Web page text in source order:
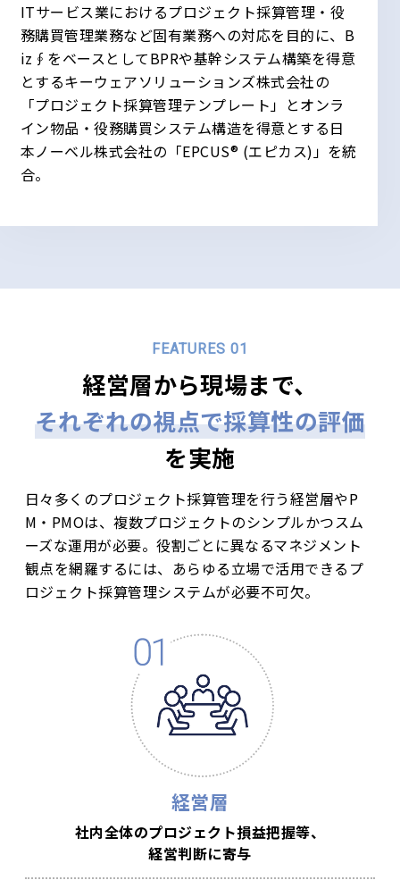
ITサービス業におけるプロジェクト採算管理・役
務購買管理業務など固有業務への対応を目的に、B
iz∮をベースとしてBPRや基幹システム構築を得意
とするキーウェアソリューションズ株式会社の
「プロジェクト採算管理テンプレート」とオンラ
イン物品・役務購買システム構造を得意とする日
本ノーベル株式会社の「EPCUS® (エピカス)」を統
合。
FEATURES 01
経営層から現場まで、
それぞれの視点で採算性の評価
を実施
日々多くのプロジェクト採算管理を行う経営層やP
M・PMOは、複数プロジェクトのシンプルかつスム
ーズな運用が必要。役割ごとに異なるマネジメント
観点を網羅するには、 あらゆる立場で活用できるプ
ロジェクト採算管理システムが必要不可欠。
経営層
社内全体のプロジェクト損益把握等、
経営判断に寄与